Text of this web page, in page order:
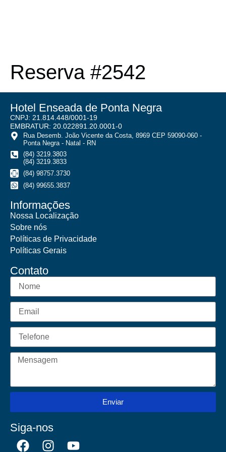
Reserva #2542
Hotel Enseada de Ponta Negra
CNPJ: 21.814.448/0001-19
EMBRATUR: 20.022891.20.0001-0
Rua Desemb. João Vicente da Costa, 8969 CEP 59090-060 -
Ponta Negra - Natal - RN
(84) 3219.3803
(84) 3219.3833
(84) 98757.3730
(84) 99655.3837
Informações
Nossa Localização
Sobre nós
Políticas de Privacidade
Políticas Gerais
Contato
Enviar
Siga-nos